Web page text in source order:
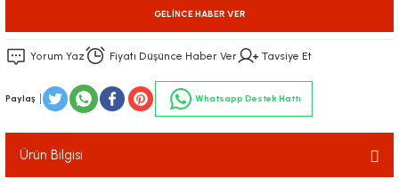
GELINCE HABER VER
Yorum Yaz Fiyatı Düşünce Haber Ver Tavsiye Et
Paylaş Whatsapp Destek Hattı
Ürün Bilgisi